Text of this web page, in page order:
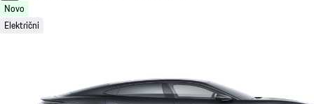
Novo
Električni